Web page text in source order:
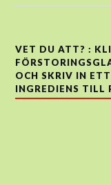
VET DU ATT? :
OCH SKRIV IN
INGREDIENS TILL